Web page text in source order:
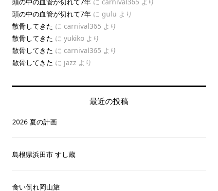
頭の中の血管が切れて7年に carnival365 より
頭の中の血管が切れて7年に gulu より
散骨してきた に carnival365 より
散骨してきた に yukikoより
散骨してきた に carnival365 より
散骨してきた に jazz より
最近の投稿
2026 夏の計画
島根県浜田市 すし蔵
食い倒れ岡山旅